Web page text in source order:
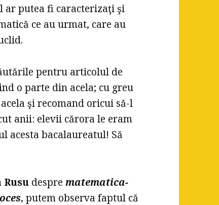
ar putea fi caracterizaţi şi
ce au urmat, care au
pentru articolul de
o parte din acela; cu greu
şi recomand oricui să-l
anii: elevii cărora le eram
acesta bacalaureatul! Să
Rusu desprematematica-
, putem observa faptul că